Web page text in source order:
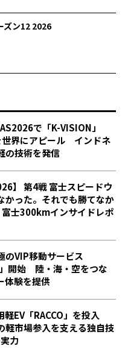
ズン12 2026
で「K-VISION」
世界にアピール インドネ
の技術を発信
】 第4戦 富士スピードウ
った。それでも勝てなか
富士300kmインサイドレポ
のVIP移動サービス
開始 陸・海・空をつな
体験を提供
軽EV「RACCO」を投入
軽市場参入を支える独自技
力